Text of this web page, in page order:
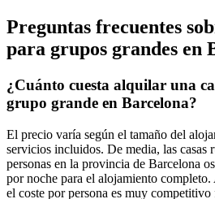
Preguntas frecuentes
para grupos grandes en
¿Cuánto cuesta alquilar una
grupo grande en Barcelona?
El precio varía según el tamaño del
servicios incluidos. De media, las casas
personas en la provincia de Barcelona
por noche para el alojamiento
el coste por persona es muy competitivo